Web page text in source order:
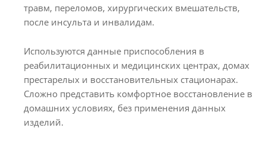
травм, переломов, хирургических вмешательств,
после инсульта и инвалидам.
Используются данные приспособления в
реабилитационных и медицинских центрах, домах
престарелых и восстановительных стационарах.
Сложно представить комфортное восстановление в
домашних условиях, без применения данных
изделий.